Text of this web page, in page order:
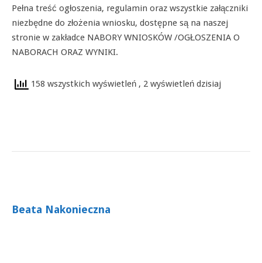
Pełna treść ogłoszenia, regulamin oraz wszystkie załączniki
niezbędne do złożenia wniosku, dostępne są na naszej
stronie w zakładce NABORY WNIOSKÓW /OGŁOSZENIA O
NABORACH ORAZ WYNIKI.
158 wszystkich wyświetleń , 2 wyświetleń dzisiaj
Beata Nakonieczna